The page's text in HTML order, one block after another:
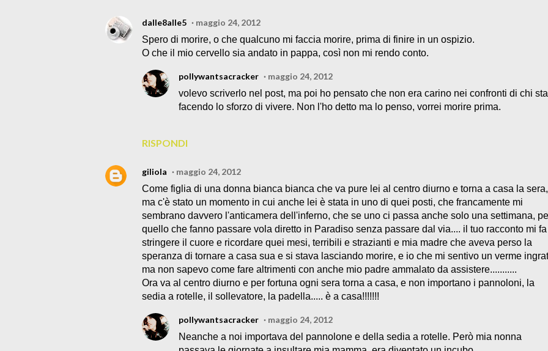
dalle8alle5
maggio 24, 2012
Spero di morire, o che qualcuno mi faccia morire, prima di finire in un ospizio.
O che il mio cervello sia andato in pappa, così non mi rendo conto.
RISPONDI
pollywantsacracker
maggio 24, 2012
volevo scriverlo nel post, ma poi ho pensato che non era carino nei confronti di chi sta
facendo lo sforzo di vivere. Non l'ho detto ma lo penso, vorrei morire prima.
giliola
maggio 24, 2012
Come figlia di una donna bianca bianca che va pure lei al centro diurno e torna a casa la sera,
ma c'è stato un momento in cui anche lei è stata in uno di quei posti, che francamente mi
sembrano davvero l'anticamera dell'inferno, che se uno ci passa anche solo una settimana,
quello che fanno passare vola diretto in Paradiso senza passare dal via.... il tuo racconto mi fa
stringere il cuore e ricordare quei mesi, terribili e strazianti e mia madre che aveva perso la
speranza di tornare a casa sua e si stava lasciando morire, e io che mi sentivo un verme
ma non sapevo come fare altrimenti con anche mio padre ammalato da assistere...........
Ora va al centro diurno e per fortuna ogni sera torna a casa, e non importano i pannoloni, la
sedia a rotelle, il sollevatore, la padella..... è a casa!!!!!!!
pollywantsacracker
maggio 24, 2012
Neanche a noi importava del pannolone e della sedia a rotelle. Però mia nonna